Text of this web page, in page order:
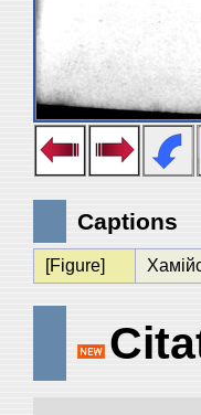
Captions
[Figure]